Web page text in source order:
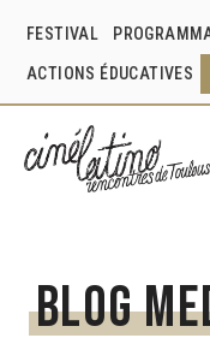
FESTIVAL
ACTIONS ÉDUCATIVES
Blog